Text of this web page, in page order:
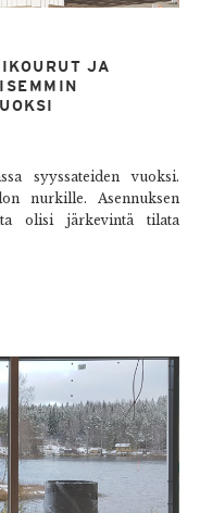
JA
syyssateiden vuoksi.
nurkille. Asennuksen
olisi järkevintä tilata